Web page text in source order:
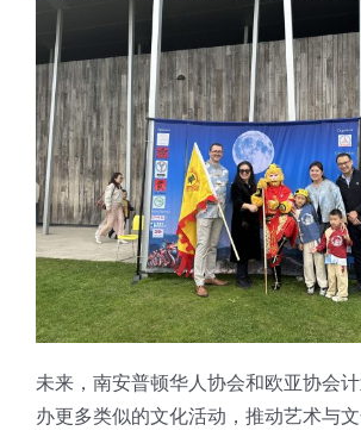
未来，南安普顿华人协会和欧亚协会
办更多类似的文化活动，推动艺术与